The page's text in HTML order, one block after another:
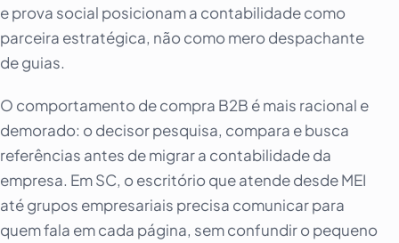
e prova social posicionam a contabilidade como
parceira estratégica, não como mero despachante
de guias.
O comportamento de compra B2B é mais racional e
demorado: o decisor pesquisa, compara e busca
referências antes de migrar a contabilidade da
empresa. Em SC, o escritório que atende desde MEI
até grupos empresariais precisa comunicar para
quem fala em cada página, sem confundir o pequeno